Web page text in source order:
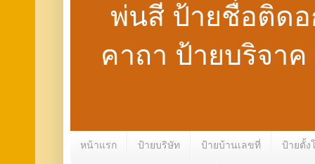
พ่นสี ป้ายชื่อติดอ
คาถา ป้ายบริจา
หน้าแรก ป้ายบริษัท ป้ายบ้านเลขที่ ป้ายตั้ง